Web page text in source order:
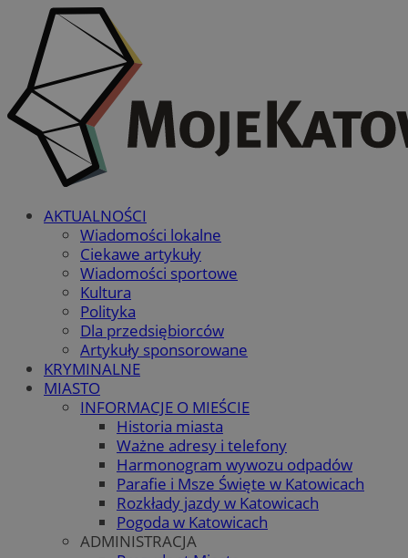
AKTUALNOŚCI
Wiadomości lokalne
Ciekawe artykuły
Wiadomości sportowe
Kultura
Polityka
Dla przedsiębiorców
Artykuły sponsorowane
KRYMINALNE
MIASTO
INFORMACJE O MIEŚCIE
Historia miasta
Ważne adresy i telefony
Harmonogram wywozu odpadów
Parafie i Msze Święte w Katowicach
Rozkłady jazdy w Katowicach
Pogoda w Katowicach
ADMINISTRACJA